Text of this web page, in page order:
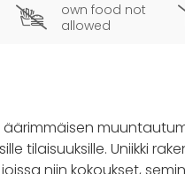
own food not
allowed
tilaisuuksille. Uniikki